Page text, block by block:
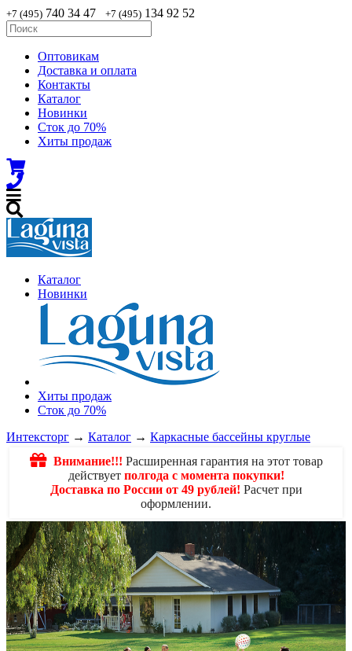
+7 (495) 740 34 47 +7 (495) 134 92 52
Оптовикам
Доставка и оплата
Контакты
Каталог
Новинки
Сток до 70%
Хиты продаж
Каталог
Новинки
Хиты продаж
Сток до 70%
Интексторг → Каталог → Каркасные бассейны круглые
Внимание!!! Расширенная гарантия на этот товар
действует полгода с момента покупки!
Доставка по России от 49 рублей! Расчет при
оформлении.